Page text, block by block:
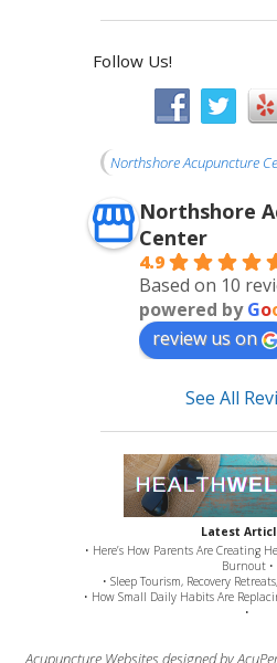
Follow Us!
Northshore Acupuncture
Northshore
Center
4.9
Based on 10
powered byGo
review us on
See All
Latest
• Here’s How Parents Are Creating
Burnout •
• Sleep Tourism, Recovery
• How Small Daily Habits Are
•
Acupuncture Websites designed by